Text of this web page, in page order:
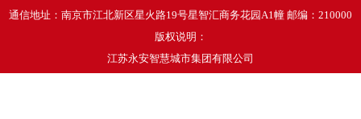
通信地址：南京市江北新区星火路19号星智汇商务花园A1幢 邮编：210000
版权说明：
江苏永安智慧城市集团有限公司